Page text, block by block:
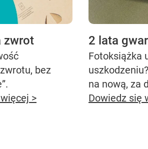
zwrot
bez
>
2 lata
Fotoksiążka
na nową, za
Dowiedz się